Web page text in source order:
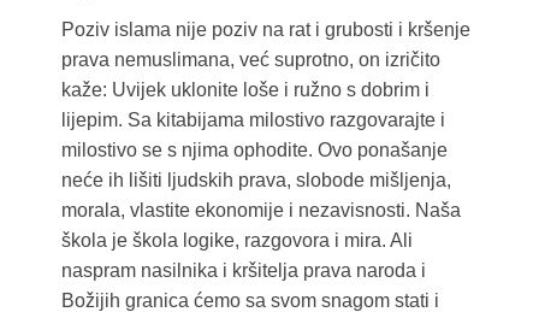
Poziv islama nije poziv na rat i grubosti i kršenje
prava nemuslimana, već suprotno, on izričito
kaže: Uvijek uklonite loše i ružno s dobrim i
lijepim. Sa kitabijama milostivo razgovarajte i
milostivo se s njima ophodite. Ovo ponašanje
neće ih lišiti ljudskih prava, slobode mišljenja,
morala, vlastite ekonomije i nezavisnosti. Naša
škola je škola logike, razgovora i mira. Ali
naspram nasilnika i kršitelja prava naroda i
Božijih granica ćemo sa svom snagom stati i